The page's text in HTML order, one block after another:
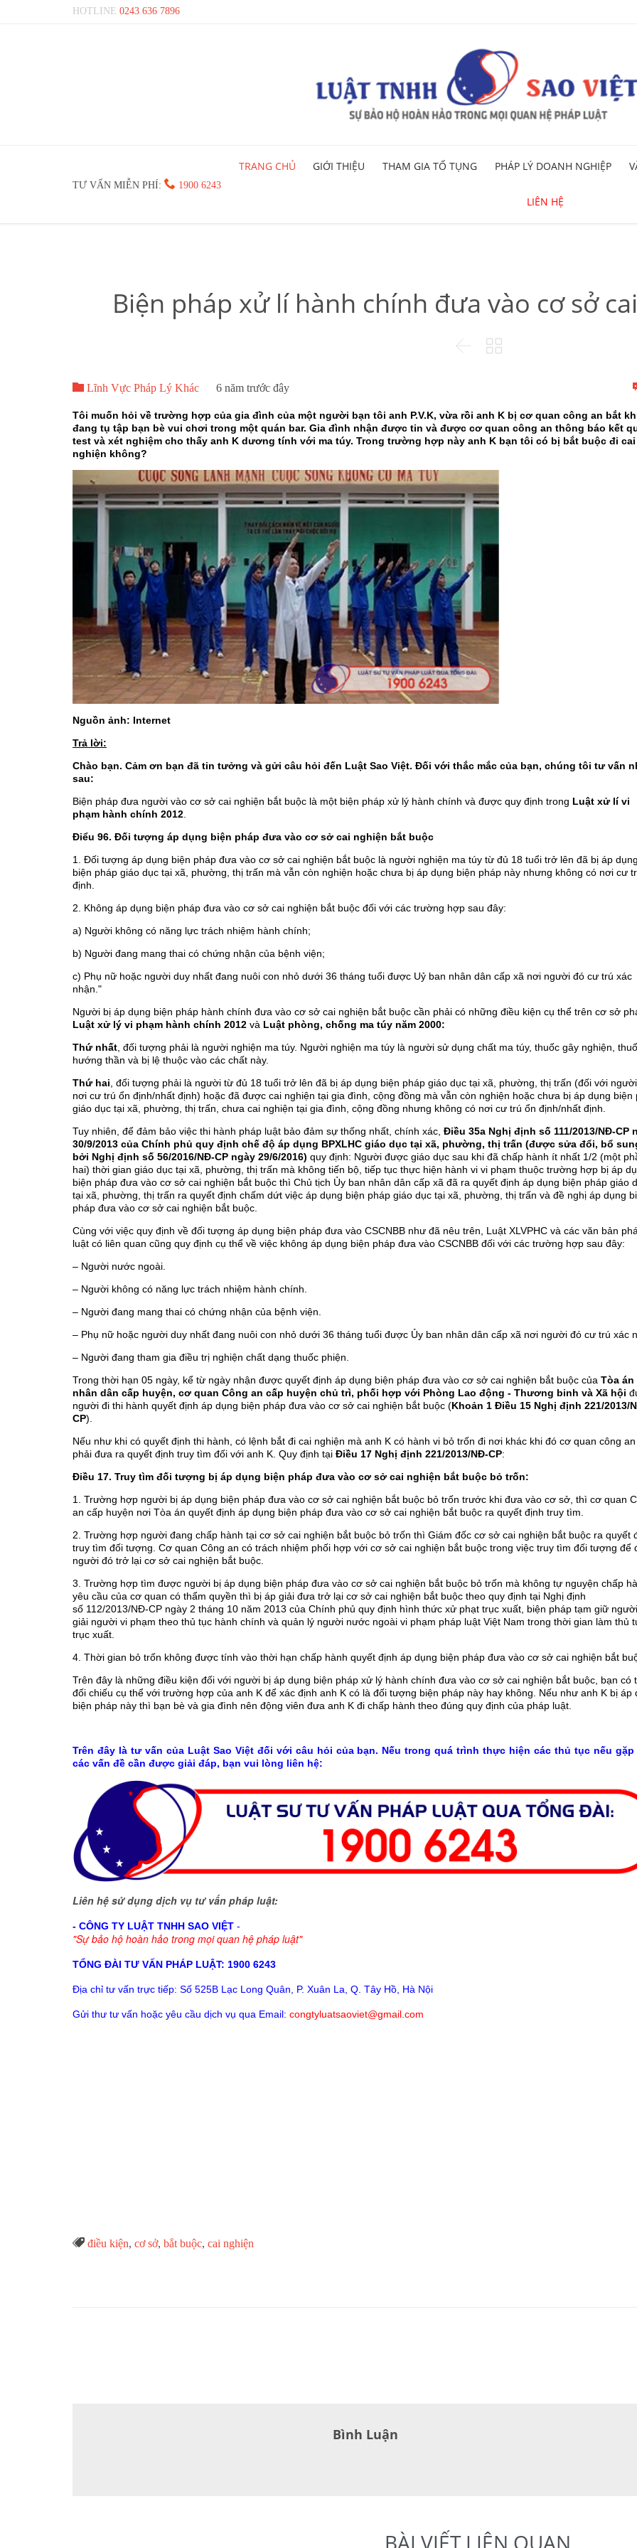
HOTLINE 0243 636 7896
TƯ VẤN MIỄN PHÍ:  1900 6243
to
TRANG CHỦ GIỚI THIỆU THAM GIA TỐ TỤNG PHÁP LÝ DOANH NGHIỆP
LIÊN HỆ
Biện pháp xử lí hành chính đưa vào cơ sở
 
 Lĩnh Vực Pháp Lý Khác 6 năm trước đây
Tôi muốn hỏi về trường hợp của gia đình của một người bạn tôi anh P.V.K, vừa rồi anh K bị cơ quan công an bắt
đang tụ tập bạn bè vui chơi trong một quán bar. Gia đình nhận được tin và được cơ quan công an thông báo kết
test và xét nghiệm cho thấy anh K dương tính với ma túy. Trong trường hợp này anh K bạn tôi có bị bắt buộc đi cai
nghiện không?
Nguồn ảnh: Internet
Trả lời:
Chào bạn. Cảm ơn bạn đã tin tưởng và gửi câu hỏi đến Luật Sao Việt. Đối với thắc mắc của bạn, chúng tôi tư vấn
sau:
Biện pháp đưa người vào cơ sở cai nghiện bắt buộc là một biện pháp xử lý hành chính và được quy định trong Luật xử lí vi
phạm hành chính 2012
Điểu 96. Đối tượng áp dụng biện pháp đưa vào cơ sở cai nghiện bắt buộc
1. Đối tượng áp dụng biện pháp đưa vào cơ sở cai nghiện bắt buộc là người nghiện ma túy từ đủ 18 tuổi trở lên đã bị áp dụng
biện pháp giáo dục tại xã, phường, thị trấn mà vẫn còn nghiện hoặc chưa bị áp dụng biện pháp này nhưng không có nơi cư
định.
2. Không áp dụng biện pháp đưa vào cơ sở cai nghiện bắt buộc đối với các trường hợp sau đây:
a) Người không có năng lực trách nhiệm hành chính;
b) Người đang mang thai có chứng nhận của bệnh viện;
c) Phụ nữ hoặc người duy nhất đang nuôi con nhỏ dưới 36 tháng tuổi được Uỷ ban nhân dân cấp xã nơi người đó cư trú xác
nhận."
Người bị áp dụng biện pháp hành chính đưa vào cơ sở cai nghiện bắt buộc cần phải có những điều kiện cụ thể trên cơ sở
Luật xử lý vi phạm hành chính 2012 và Luật phòng, chống ma túy năm 2000:
Thứ nhất , đối tượng phải là người nghiện ma túy. Người nghiện ma túy là người sử dụng chất ma túy, thuốc gây nghiện,
hướng thần và bị lệ thuộc vào các chất này.
Thứ hai , đối tượng phải là người từ đủ 18 tuổi trở lên đã bị áp dụng biện pháp giáo dục tại xã, phường, thị trấn (đối với
nơi cư trú ổn định/nhất định) hoặc đã được cai nghiện tại gia đình, cộng đồng mà vẫn còn nghiện hoặc chưa bị áp dụng biện
giáo dục tại xã, phường, thị trấn, chưa cai nghiện tại gia đình, cộng đồng nhưng không có nơi cư trú ổn định/nhất định.
Tuy nhiên, để đảm bảo việc thi hành pháp luật bảo đảm sự thống nhất, chính xác, Điều 35a Nghị định số 111/2013/NĐ-CP
30/9/2013 của Chính phủ quy định chế độ áp dụng BPXLHC giáo dục tại xã, phường, thị trấn (được sửa đổi, bổ
bởi Nghị định số 56/2016/NĐ-CP ngày 29/6/2016) quy định: Người được giáo dục sau khi đã chấp hành ít nhất 1/2 (một
hai) thời gian giáo dục tại xã, phường, thị trấn mà không tiến bộ, tiếp tục thực hiện hành vi vi phạm thuộc trường hợp bị áp
biện pháp đưa vào cơ sở cai nghiện bắt buộc thì Chủ tịch Ủy ban nhân dân cấp xã đã ra quyết định áp dụng biện pháp giáo
tại xã, phường, thị trấn ra quyết định chấm dứt việc áp dụng biện pháp giáo dục tại xã, phường, thị trấn và đề nghị áp dụng
pháp đưa vào cơ sở cai nghiện bắt buộc.
Cùng với việc quy định về đối tượng áp dụng biện pháp đưa vào CSCNBB như đã nêu trên, Luật XLVPHC và các văn bản
luật có liên quan cũng quy định cụ thể về việc không áp dụng biện pháp đưa vào CSCNBB đối với các trường hợp sau đây:
– Người nước ngoài.
– Người không có năng lực trách nhiệm hành chính.
– Người đang mang thai có chứng nhận của bệnh viện.
– Phụ nữ hoặc người duy nhất đang nuôi con nhỏ dưới 36 tháng tuổi được Ủy ban nhân dân cấp xã nơi người đó cư trú xác
– Người đang tham gia điều trị nghiện chất dạng thuốc phiện.
Trong thời hạn 05 ngày, kể từ ngày nhận được quyết định áp dụng biện pháp đưa vào cơ sở cai nghiện bắt buộc của Tòa án
nhân dân cấp huyện, cơ quan Công an cấp huyện chủ trì, phối hợp với Phòng Lao động - Thương binh và Xã hội
người đi thi hành quyết định áp dụng biện pháp đưa vào cơ sở cai nghiện bắt buộc (Khoản 1 Điều 15 Nghị định 221/2013/
CP).
Nếu như khi có quyết định thi hành, có lệnh bắt đi cai nghiện mà anh K có hành vi bỏ trốn đi nơi khác khi đó cơ quan công
phải đưa ra quyết định truy tìm đối với anh K. Quy định tại Điều 17 Nghị định 221/2013/NĐ-CP:
Điều 17. Truy tìm đối tượng bị áp dụng biện pháp đưa vào cơ sở cai nghiện bắt buộc bỏ trốn:
1. Trường hợp người bị áp dụng biện pháp đưa vào cơ sở cai nghiện bắt buộc bỏ trốn trước khi đưa vào cơ sở, thì cơ quan
an cấp huyện nơi Tòa án quyết định áp dụng biện pháp đưa vào cơ sở cai nghiện bắt buộc ra quyết định truy tìm.
2. Trường hợp người đang chấp hành tại cơ sở cai nghiện bắt buộc bỏ trốn thì Giám đốc cơ sở cai nghiện bắt buộc ra quyết
truy tìm đối tượng. Cơ quan Công an có trách nhiệm phối hợp với cơ sở cai nghiện bắt buộc trong việc truy tìm đối tượng để
người đó trở lại cơ sở cai nghiện bắt buộc.
3. Trường hợp tìm được người bị áp dụng biện pháp đưa vào cơ sở cai nghiện bắt buộc bỏ trốn mà không tự nguyện chấp
yêu cầu của cơ quan có thẩm quyền thì bị áp giải đưa trở lại cơ sở cai nghiện bắt buộc theo quy định tại Nghị định
số 112/2013/NĐ-CP ngày 2 tháng 10 năm 2013 của Chính phủ quy định hình thức xử phạt trục xuất, biện pháp tạm giữ
giải người vi phạm theo thủ tục hành chính và quản lý người nước ngoài vi phạm pháp luật Việt Nam trong thời gian làm thủ
trục xuất.
4. Thời gian bỏ trốn không được tính vào thời hạn chấp hành quyết định áp dụng biện pháp đưa vào cơ sở cai nghiện bắt
Trên đây là những điều kiện đối với người bị áp dụng biện pháp xử lý hành chính đưa vào cơ sở cai nghiện bắt buộc, bạn có
đối chiếu cụ thể với trường hợp của anh K để xác định anh K có là đối tượng biện pháp này hay không. Nếu như anh K bị áp
biện pháp này thì bạn bè và gia đình nên động viên đưa anh K đi chấp hành theo đúng quy định của pháp luật.
Trên đây là tư vấn của Luật Sao Việt đối với câu hỏi của bạn. Nếu trong quá trình thực hiện các thủ tục nếu gặp
các vấn đề cần được giải đáp, bạn vui lòng liên hệ:
Liên hệ sử dụng dịch vụ tư vấn pháp luật:
- CÔNG TY LUẬT TNHH SAO VIỆT -
"Sự bảo hộ hoàn hảo trong mọi quan hệ pháp luật"
TỔNG ĐÀI TƯ VẤN PHÁP LUẬT: 1900 6243
Địa chỉ tư vấn trực tiếp: Số 525B Lạc Long Quân, P. Xuân La, Q. Tây Hồ, Hà Nội
Gửi thư tư vấn hoặc yêu cầu dịch vụ qua Email: congtyluatsaoviet@gmail.com
Từ
điều kiện, cơ sở, bắt buộc, cai nghiện
Bình Luận
BÀI VIẾT LIÊN QUAN